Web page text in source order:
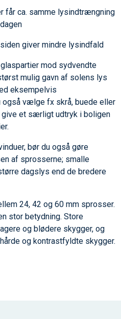
får ca. samme lysindtrængning
giver mindre lysindfald
mod sydvendte
mulig gavn af solens lys
eksempelvis
også vælge fx skrå, buede eller
give et særligt udtryk i boligen
bør du også gøre
af sprosserne; smalle
dagslys end de bredere
24, 42 og 60 mm sprosser.
stor betydning. Store
og blødere skygger, og
og kontrastfyldte skygger.